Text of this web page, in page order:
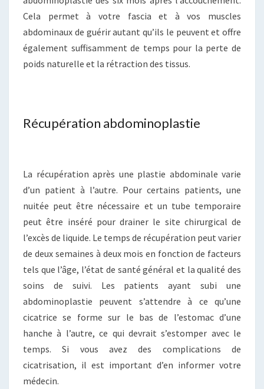
Cela permet à votre fascia et à vos muscles
abdominaux de guérir autant qu’ils le peuvent et offre
également suffisamment de temps pour la perte de
poids naturelle et la rétraction des tissus.
Récupération abdominoplastie
La récupération après une plastie abdominale varie
d’un patient à l’autre. Pour certains patients, une
nuitée peut être nécessaire et un tube temporaire
peut être inséré pour drainer le site chirurgical de
l’excès de liquide. Le temps de récupération peut varier
de deux semaines à deux mois en fonction de facteurs
tels que l’âge, l’état de santé général et la qualité des
soins de suivi. Les patients ayant subi une
abdominoplastie peuvent s’attendre à ce qu’une
cicatrice se forme sur le bas de l’estomac d’une
hanche à l’autre, ce qui devrait s’estomper avec le
temps. Si vous avez des complications de
cicatrisation, il est important d’en informer votre
médecin.